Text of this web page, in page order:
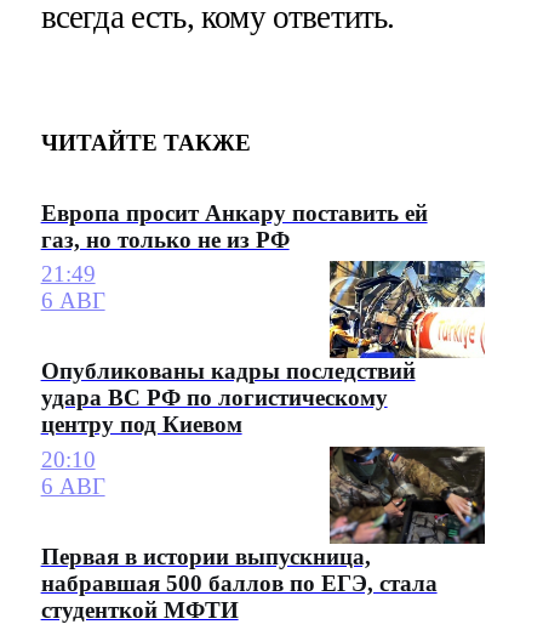
всегда есть, кому ответить.
ЧИТАЙТЕ ТАКЖЕ
Европа просит Анкару поставить ей
газ, но только не из РФ
21:49
6 АВГ
Опубликованы кадры последствий
удара ВС РФ по логистическому
центру под Киевом
20:10
6 АВГ
Первая в истории выпускница,
набравшая 500 баллов по ЕГЭ, стала
студенткой МФТИ